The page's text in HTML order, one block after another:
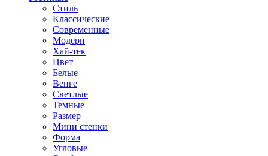
Стиль
Классические
Современные
Модерн
Хай-тек
Цвет
Белые
Венге
Светлые
Темные
Размер
Мини стенки
Форма
Угловые